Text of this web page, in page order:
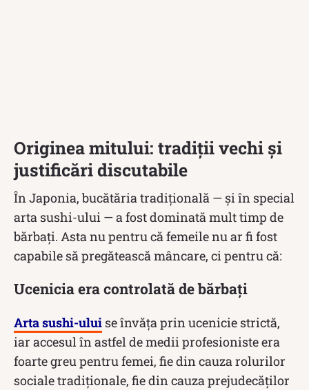
Originea mitului: tradiții vechi și
justificări discutabile
În Japonia, bucătăria tradițională — și în special
arta sushi-ului — a fost dominată mult timp de
bărbați. Asta nu pentru că femeile nu ar fi fost
capabile să pregătească mâncare, ci pentru că:
Ucenicia era controlată de bărbați
Arta sushi-ului se învăța prin ucenicie strictă,
iar accesul în astfel de medii profesioniste era
foarte greu pentru femei, fie din cauza rolurilor
sociale tradiționale, fie din cauza prejudecăților